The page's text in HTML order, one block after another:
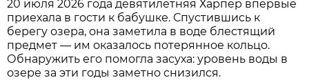
20 июля 2026 года девятилетняя Харпер впервые
приехала в гости к бабушке. Спустившись к
берегу озера, она заметила в воде блестящий
предмет — им оказалось потерянное кольцо.
Обнаружить его помогла засуха: уровень воды в
озере за эти годы заметно снизился.